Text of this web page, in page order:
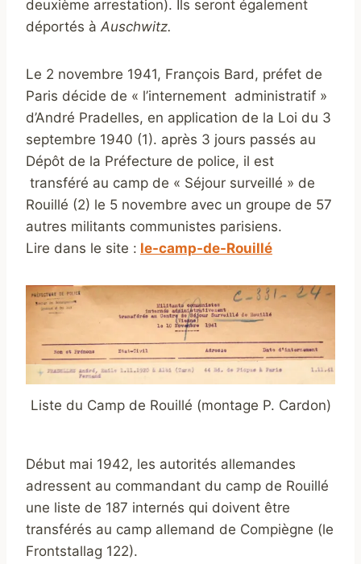
deuxième arrestation). Ils seront également
déportés à Auschwitz.
Le 2 novembre 1941, François Bard, préfet de
Paris décide de « l’internement administratif »
d’André Pradelles, en application de la Loi du 3
septembre 1940 (1). après 3 jours passés au
Dépôt de la Préfecture de police, il est
transféré au camp de « Séjour surveillé » de
Rouillé (2) le 5 novembre avec un groupe de 57
autres militants communistes parisiens.
Lire dans le site : le-camp-de-Rouillé
Liste du Camp de Rouillé (montage P. Cardon)
Début mai 1942, les autorités allemandes
adressent au commandant du camp de Rouillé
une liste de 187 internés qui doivent être
transférés au camp allemand de Compiègne (le
Frontstallag 122).